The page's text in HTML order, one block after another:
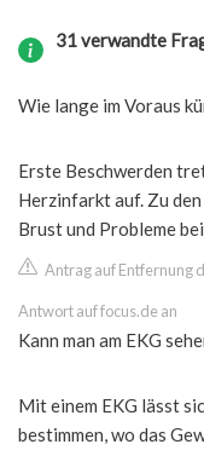
31 verwandte
Wie lange im Voraus
Erste Beschwerden
Herzinfarkt auf. Zu
Brust und Probleme
Antrag auf Entfernung
Antwort auf focus.de an
Kann man am EKG
Mit einem EKG lässt
bestimmen, wo das